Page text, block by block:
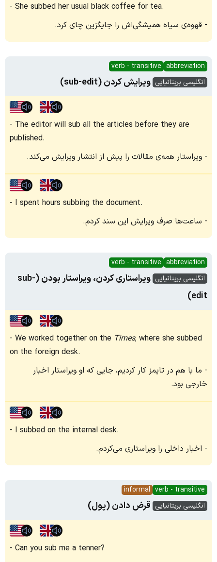
She subbed her usual black coffee for tea.
قهوه‌ی سیاه همیشگی‌اش را جایگزین چای کرد.
abbreviation
verb - transitive
انگلیسی بریتانیایی ویرایش کردن (sub-edit)
The editor will sub all the articles before they are
published.
ویراستار همه‌ی مقالات را پیش از انتشار ویرایش می‌کند.
I spent hours subbing the document.
ساعت‌ها صرف ویرایش این سند کردم.
abbreviation
verb - transitive
انگلیسی بریتانیایی
ویراستاری کردن، ویراستار بودن (sub-
edit)
We worked together on the Times, where she subbed
on the foreign desk.
ما با هم در تایمز کار کردیم، جایی که او ویراستار اخبار
خارجی بود.
I subbed on the internal desk.
اخبار داخلی را ویراستاری می‌کردم.
verb - transitive
informal
انگلیسی بریتانیایی قرض دادن (پول)
Can you sub me a tenner?